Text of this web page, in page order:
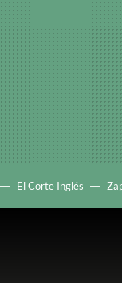
El Corte Inglés